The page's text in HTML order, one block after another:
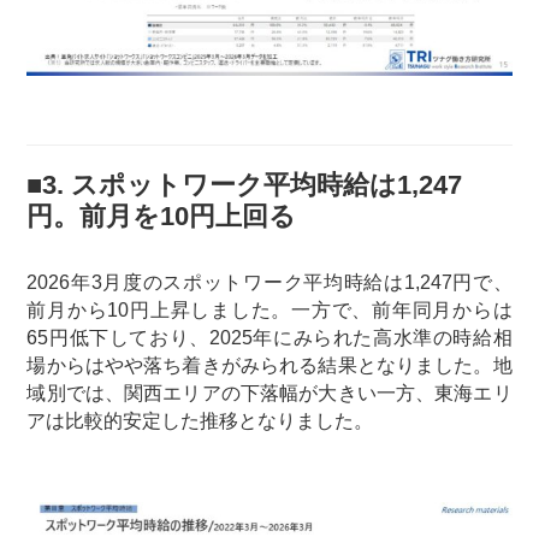
■3. スポットワーク平均時給は1,247
円。前月を10円上回る
2026年3月度のスポットワーク平均時給は1,247円で、
前月から10円上昇しました。一方で、前年同月からは
65円低下しており、2025年にみられた高水準の時給相
場からはやや落ち着きがみられる結果となりました。地
域別では、関西エリアの下落幅が大きい一方、東海エリ
アは比較的安定した推移となりました。